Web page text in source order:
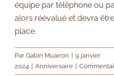
équipe par téléphone ou
alors réévalué et devra
place.
Par Gabin Muairon
9 janvier
2024
Anniversaire